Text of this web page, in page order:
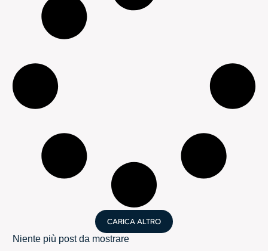
CARICA ALTRO
Niente più post da mostrare